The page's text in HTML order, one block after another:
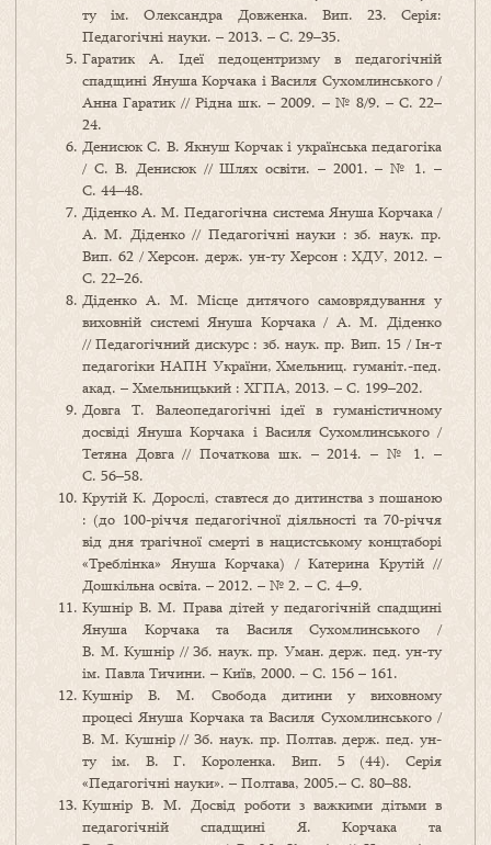
ту ім. Олександра Довженка. Вип. 23. Серія:
Педагогічні науки. – 2013. – С. 29–35.
Гаратик А. Ідеї педоцентризму в педагогічній
спадщині Януша Корчака і Василя Сухомлинського /
Анна Гаратик // Рідна шк. – 2009. – № 8/9. – С. 22–
24.
Денисюк С. В. Якнуш Корчак і українська педагогіка
/ С. В. Денисюк // Шлях освіти. – 2001. – № 1. –
С. 44–48.
Діденко А. М. Педагогічна система Януша Корчака /
А. М. Діденко // Педагогічні науки : зб. наук. пр.
Вип. 62 / Херсон. держ. ун-ту Херсон : ХДУ, 2012. –
С. 22–26.
Діденко А. М. Місце дитячого самоврядування у
виховній системі Януша Корчака / А. М. Діденко
// Педагогічний дискурс : зб. наук. пр. Вип. 15 / Ін-т
педагогіки НАПН України, Хмельниц. гуманіт.-пед.
акад. – Хмельницький : ХГПА, 2013. – С. 199–202.
Довга Т. Валеопедагогічні ідеї в гуманістичному
досвіді Януша Корчака і Василя Сухомлинського /
Тетяна Довга // Початкова шк. – 2014. – № 1. –
С. 56–58.
Крутій К. Дорослі, ставтеся до дитинства з пошаною
: (до 100-річчя педагогічної діяльності та 70-річчя
від дня трагічної смерті в нацистському концтаборі
«Треблінка» Януша Корчака) / Катерина Крутій //
Дошкільна освіта. – 2012. – № 2. – С. 4–9.
Кушнір В. М. Права дітей у педагогічній спадщині
Януша Корчака та Василя Сухомлинського /
В. М. Кушнір // Зб. наук. пр. Уман. держ. пед. ун-ту
ім. Павла Тичини. – Київ, 2000. – С. 156 – 161.
Кушнір В. М. Свобода дитини у виховному
процесі Януша Корчака та Василя Сухомлинського /
В. М. Кушнір // Зб. наук. пр. Полтав. держ. пед. ун-
ту ім. В. Г. Короленка. Вип. 5 (44). Серія
«Педагогічні науки». – Полтава, 2005.– С. 80–88.
Кушнір В. М. Досвід роботи з важкими дітьми в
педагогічній спадщині Я. Корчака та